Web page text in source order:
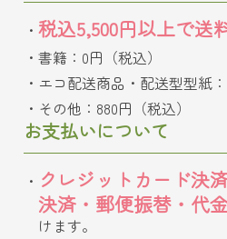
税込5,500円以上で送
書籍：0円（税込）
エコ配送商品・配送型型紙：
その他：880円（税込）
お支払いについて
クレジットカード決
決済・郵便振替・代
けます。